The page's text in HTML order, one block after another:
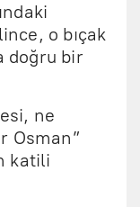
o bıçak
doğru bir
ne
Osman”
katili